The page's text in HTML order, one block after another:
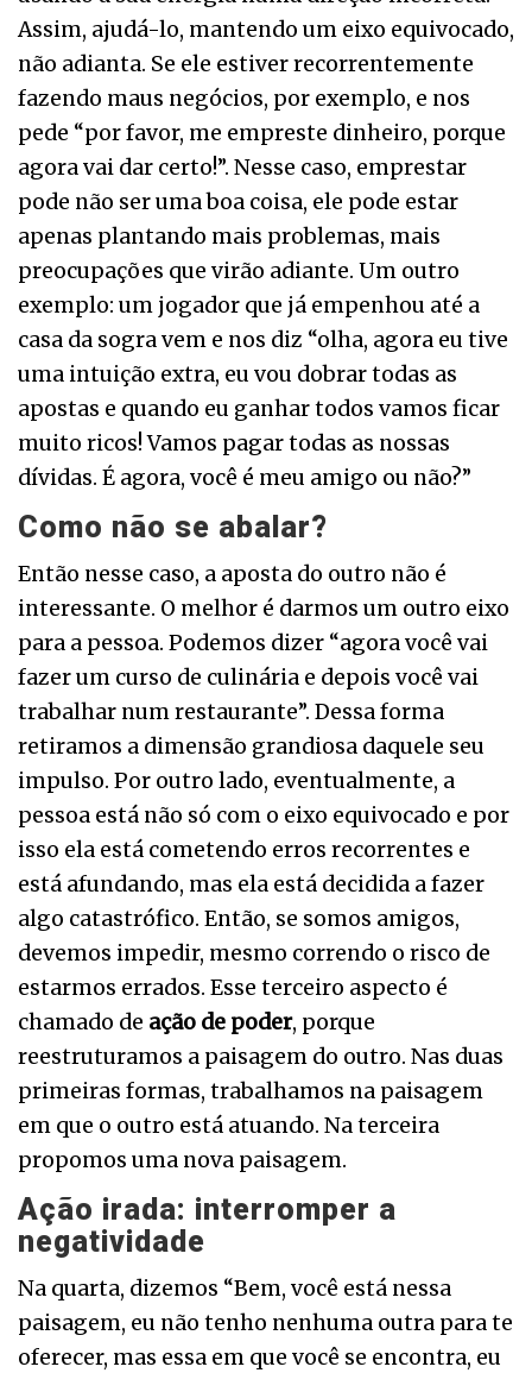
Assim, ajudá-lo, mantendo um eixo equivocado,
não adianta. Se ele estiver recorrentemente
fazendo maus negócios, por exemplo, e nos
pede “por favor, me empreste dinheiro, porque
agora vai dar certo!”. Nesse caso, emprestar
pode não ser uma boa coisa, ele pode estar
apenas plantando mais problemas, mais
preocupações que virão adiante. Um outro
exemplo: um jogador que já empenhou até a
casa da sogra vem e nos diz “olha, agora eu tive
uma intuição extra, eu vou dobrar todas as
apostas e quando eu ganhar todos vamos ficar
muito ricos! Vamos pagar todas as nossas
dívidas. É agora, você é meu amigo ou não?”
Como não se abalar?
Então nesse caso, a aposta do outro não é
interessante. O melhor é darmos um outro eixo
para a pessoa. Podemos dizer “agora você vai
fazer um curso de culinária e depois você vai
trabalhar num restaurante”. Dessa forma
retiramos a dimensão grandiosa daquele seu
impulso. Por outro lado, eventualmente, a
pessoa está não só com o eixo equivocado e por
isso ela está cometendo erros recorrentes e
está afundando, mas ela está decidida a fazer
algo catastrófico. Então, se somos amigos,
devemos impedir, mesmo correndo o risco de
estarmos errados. Esse terceiro aspecto é
chamado de ação de poder, porque
reestruturamos a paisagem do outro. Nas duas
primeiras formas, trabalhamos na paisagem
em que o outro está atuando. Na terceira
propomos uma nova paisagem.
Ação irada: interromper a
negatividade
Na quarta, dizemos “Bem, você está nessa
paisagem, eu não tenho nenhuma outra para te
oferecer, mas essa em que você se encontra, eu